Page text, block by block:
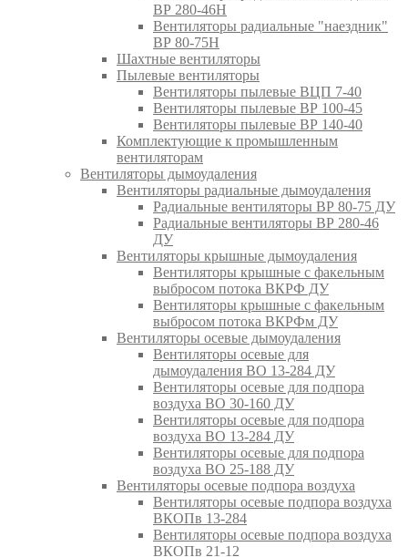
ВР 280-46Н
Вентиляторы радиальные "наездник"
ВР 80-75Н
Шахтные вентиляторы
Пылевые вентиляторы
Вентиляторы пылевые ВЦП 7-40
Вентиляторы пылевые ВР 100-45
Вентиляторы пылевые ВР 140-40
Комплектующие к промышленным
вентиляторам
Вентиляторы дымоудаления
Вентиляторы радиальные дымоудаления
Радиальные вентиляторы ВР 80-75 ДУ
Радиальные вентиляторы ВР 280-46
ДУ
Вентиляторы крышные дымоудаления
Вентиляторы крышные с факельным
выбросом потока ВКРФ ДУ
Вентиляторы крышные с факельным
выбросом потока ВКРФм ДУ
Вентиляторы осевые дымоудаления
Вентиляторы осевые для
дымоудаления ВО 13-284 ДУ
Вентиляторы осевые для подпора
воздуха ВО 30-160 ДУ
Вентиляторы осевые для подпора
воздуха ВО 13-284 ДУ
Вентиляторы осевые для подпора
воздуха ВО 25-188 ДУ
Вентиляторы осевые подпора воздуха
Вентиляторы осевые подпора воздуха
ВКОПв 13-284
Вентиляторы осевые подпора воздуха
ВКОПв 21-12